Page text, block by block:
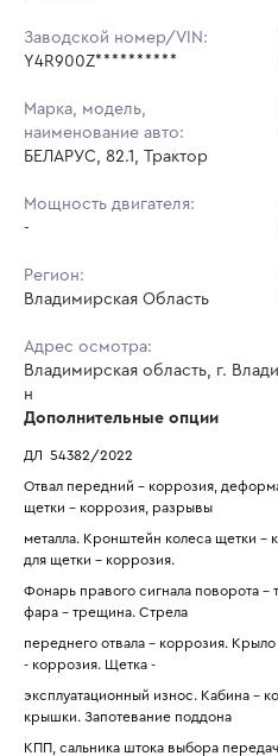
Кол-во ставок:
в
Заводской номер/VIN:
Y4R900Z**********
Марка, модель,
наименование авто:
БЕЛАРУС, 82.1, Трактор
Мощность двигателя:
-
Регион:
Владимирская Область
Адрес осмотра:
Владимирская область, г.
н
Дополнительные опции
ДЛ  54382/2022
Отвал передний - коррозия,
щетки - коррозия, разрывы
металла. Кронштейн колеса щетки -
для щетки - коррозия.
Фонарь правого сигнала поворота
фара - трещина. Стрела
переднего отвала - коррозия.
- коррозия. Щетка -
эксплуатационный износ. Кабина -
крышки. Запотевание поддона
КПП, сальника штока выбора